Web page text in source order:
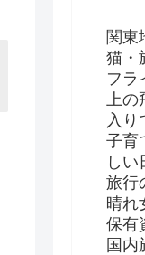
関東
猫・
フラ
上
入り
子育
しい
旅行
晴れ
保有
国